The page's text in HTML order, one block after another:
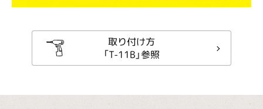
取り付け方
「T-11B」参照